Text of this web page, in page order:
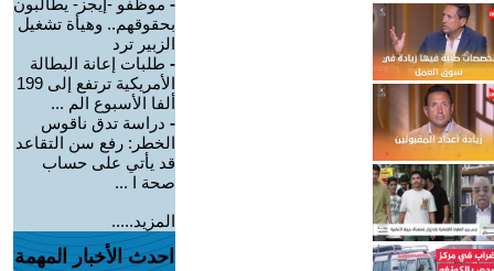
- موظفو -إيجز- يطالبون
بحقوقهم.. وهيأة تشغيل
الزبير ترد
- طلبات إعانة البطالة
الأمريكية ترتفع إلى 199
ألفا الأسبوع الم ...
- دراسة تدق ناقوس
الخطر: رفع سن التقاعد
قد يأتي على حساب
صحة ا ...
المزيد.....
احدث الأخبار المهمة